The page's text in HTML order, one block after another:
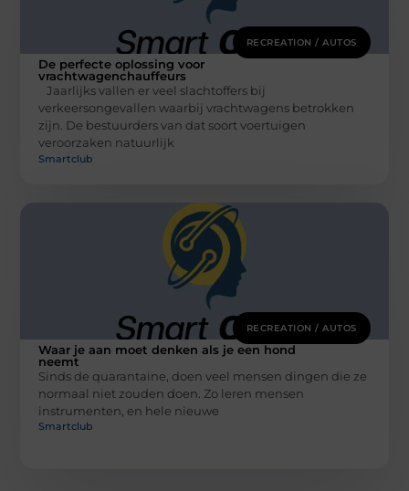
RECREATION / AUTOS
De perfecte oplossing voor
vrachtwagenchauffeurs
Jaarlijks vallen er veel slachtoffers bij
verkeersongevallen waarbij vrachtwagens betrokken
zijn. De bestuurders van dat soort voertuigen
veroorzaken natuurlijk
Smartclub
RECREATION / AUTOS
Waar je aan moet denken als je een hond
neemt
Sinds de quarantaine, doen veel mensen dingen die ze
normaal niet zouden doen. Zo leren mensen
instrumenten, en hele nieuwe
Smartclub